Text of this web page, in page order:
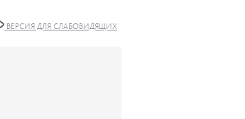
ВЕРСИЯ ДЛЯ СЛАБОВИДЯЩИХ